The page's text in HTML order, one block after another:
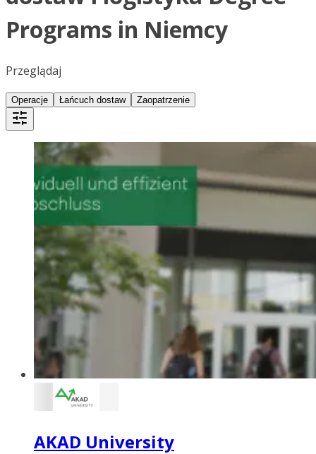
Programs in Niemcy
Przeglądaj
Operacje Łańcuch dostaw Zaopatrzenie
AKAD University